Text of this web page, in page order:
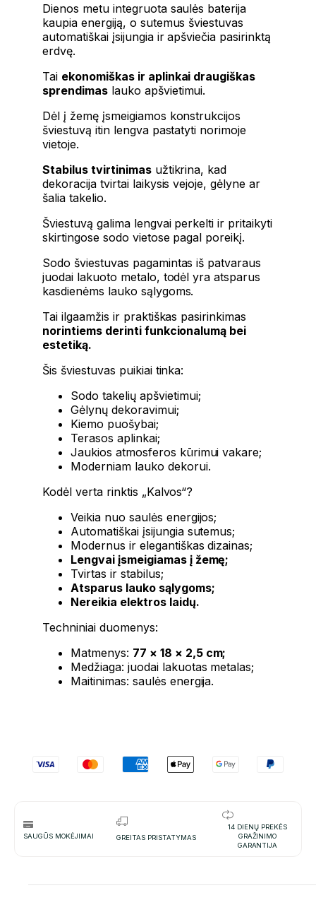
Dienos metu integruota saulės baterija
kaupia energiją, o sutemus šviestuvas
automatiškai įsijungia ir apšviečia pasirinktą
erdvę.
Tai ekonomiškas ir aplinkai draugiškas
sprendimaslauko apšvietimui.
Dėl į žemę įsmeigiamos konstrukcijos
šviestuvą itin lengva pastatyti norimoje
vietoje.
Stabilus tvirtinimasužtikrina, kad
dekoracija tvirtai laikysis vejoje, gėlyne ar
šalia takelio.
Šviestuvą galima lengvai perkelti ir pritaikyti
skirtingose sodo vietose pagal poreikį.
Sodo šviestuvas pagamintas iš patvaraus
juodai lakuoto metalo, todėl yra atsparus
kasdienėms lauko sąlygoms.
Tai ilgaamžis ir praktiškas pasirinkimas
norintiems derinti funkcionalumą bei
estetiką.
Šis šviestuvas puikiai tinka:
Sodo takelių apšvietimui;
Gėlynų dekoravimui;
Kiemo puošybai;
Terasos aplinkai;
Jaukios atmosferos kūrimui vakare;
Moderniam lauko dekorui.
Kodėl verta rinktis „Kalvos“?
Veikia nuo saulės energijos;
Automatiškai įsijungia sutemus;
Modernus ir elegantiškas dizainas;
Lengvai įsmeigiamas į žemę;
Tvirtas ir stabilus;
Atsparus lauko sąlygoms;
Nereikia elektros laidų.
Techniniai duomenys:
Matmenys: 77 × 18 × 2,5 cm;
Medžiaga: juodai lakuotas metalas;
Maitinimas: saulės energija.
SAUGŪS MOKĖJIMAI GREITAS PRISTATYMAS
14 DIENŲ PREKĖS
GRAŽINIMO
GARANTIJA